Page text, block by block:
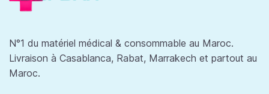
N°1 du matériel médical & consommable au Maroc.
Livraison à Casablanca, Rabat, Marrakech et partout au
Maroc.